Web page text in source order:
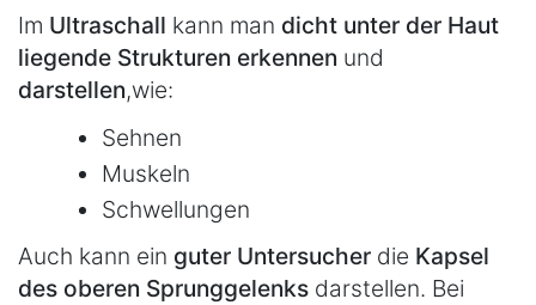
Im Ultraschall kann man dicht unter der Haut
liegende Strukturen erkennen und
darstellen,wie:
Sehnen
Muskeln
Schwellungen
Auch kann ein guter Untersucher die Kapsel
des oberen Sprunggelenks darstellen. Bei